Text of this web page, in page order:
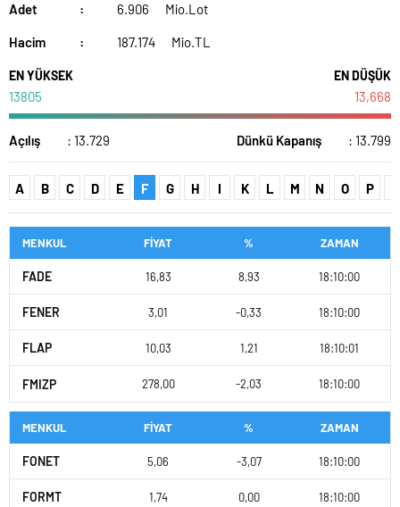
Adet : 6.906 Mio.Lot
Hacim : 187.174 Mio.TL
EN YÜKSEK
13805
EN DÜŞÜK
13,668
Açılış : 13.729 Dünkü Kapanış : 13.799
A B C D E F G H I K L M N O P
MENKUL FİYAT % ZAMAN
FADE 16,83 8,93 18:10:00
FENER 3,01 -0,33 18:10:00
FLAP 10,03 1,21 18:10:01
FMIZP 278,00 -2,03 18:10:00
MENKUL FİYAT % ZAMAN
FONET 5,06 -3,07 18:10:00
FORMT 1,74 0,00 18:10:00